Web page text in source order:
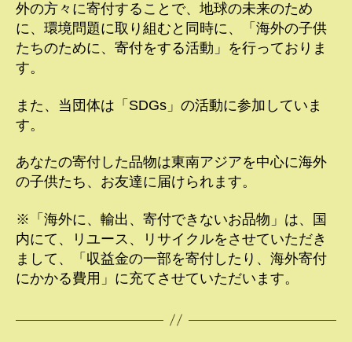
外の方々に寄付することで、地球の未来のため
に、環境問題に取り組むと同時に、「海外の子供
たちのために、寄付をする活動」を行っておりま
す。
また、当団体は「SDGs」の活動に参加していま
す。
あなたの寄付した品物は東南アジアを中心に海外
の子供たち、お友達に届けられます。
※「海外に、輸出、寄付できないお品物」は、国
内にて、リユース、リサイクルをさせていただき
まして、「収益金の一部を寄付したり、海外寄付
にかかる費用」に充てさせていただいます。